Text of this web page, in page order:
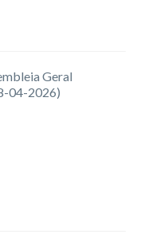
Geral
04-2026)